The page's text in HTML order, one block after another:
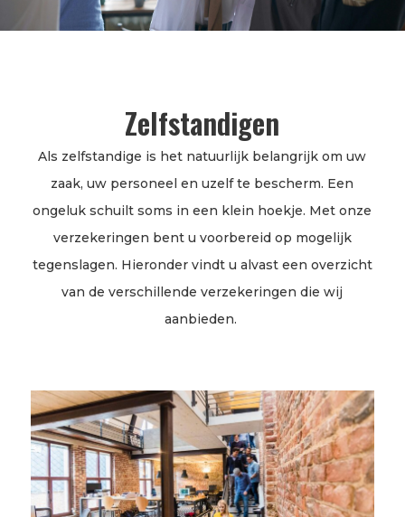
Zelfstandigen
Als zelfstandige is het natuurlijk belangrijk om uw
zaak, uw personeel en uzelf te bescherm. Een
ongeluk schuilt soms in een klein hoekje. Met onze
verzekeringen bent u voorbereid op mogelijk
tegenslagen. Hieronder vindt u alvast een overzicht
van de verschillende verzekeringen die wij
aanbieden.